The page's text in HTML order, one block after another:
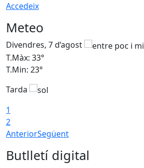
Accedeix
Meteo
Divendres, 7 d’agost
T.Màx: 33°
T.Min: 23°
Tarda
1
2
AnteriorSegüent
Butlletí digital